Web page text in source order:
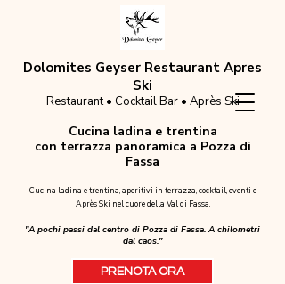
Dolomites Geyser Restaurant Apres
Ski
Restaurant • Cocktail Bar • Après Ski
Cucina ladina e trentina
con terrazza panoramica a Pozza di
Fassa
Cucina ladina e trentina, aperitivi in terrazza, cocktail, eventi e
Après Ski nel cuore della Val di Fassa.
"A pochi passi dal centro di Pozza di Fassa. A chilometri
dal caos."
PRENOTA ORA